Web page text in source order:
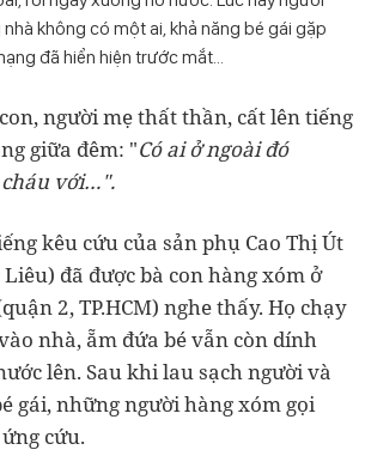
không có một ai, khả năng bé gái gặp
đã hiển hiện trước mắt…
người mẹ thất thần, cất lên tiếng
giữa đêm: "Có ai ở ngoài đó
với…".
kêu cứu của sản phụ Cao Thị Út
đã được bà con hàng xóm ở
2, TP.HCM) nghe thấy. Họ chạy
nhà, ẵm đứa bé vẫn còn dính
lên. Sau khi lau sạch người và
gái, những người hàng xóm gọi
cứu.